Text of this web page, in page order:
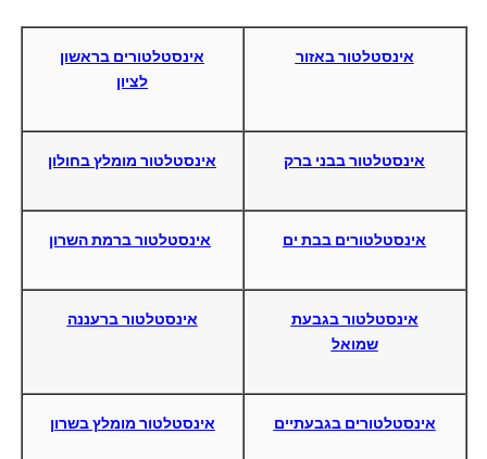
אינסטלטור באזור
אינסטלטורים בראשון
לציון
אינסטלטור בבני ברק אינסטלטור מומלץ בחולון
אינסטלטורים בבת ים אינסטלטור ברמת השרון
אינסטלטור בגבעת
שמואל
אינסטלטור ברעננה
אינסטלטורים בגבעתיים אינסטלטור מומלץ בשרון